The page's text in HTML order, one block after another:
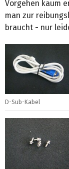
Vorgehen kaum
man zur
braucht - nur
D-Sub-Kabel